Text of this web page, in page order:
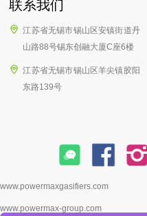
联系我们
江苏省无锡市锡山区安镇街道丹
山路88号锡东创融大厦C座6楼
江苏省无锡市锡山区羊尖镇胶阳
东路139号
www.powermaxgasifiers.com
www.powermax-group.com